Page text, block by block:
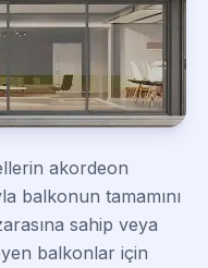
akordeon
balkonun tamamını
sahip veya
balkonlar için